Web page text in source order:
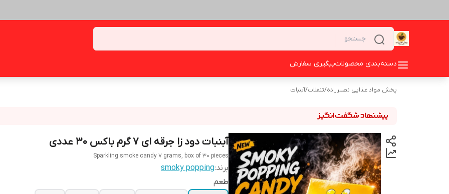
دسته‌بندی محصولاتپیگیری سفارش
پخش مواد غذایی نصیرزاده/تنقلات/آبنبات
آبنبات دود زا جرقه ای 7 گرم باکس 30 عددی
Sparkling smoke candy 7 grams, box of 30 pieces
برند:smoky popping
طعم